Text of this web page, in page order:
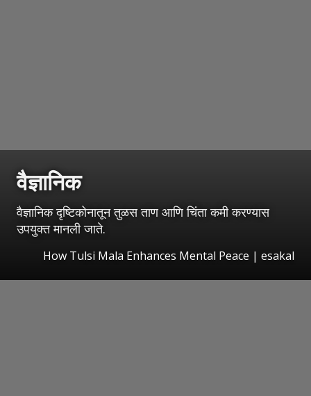
वैज्ञानिक
वैज्ञानिक दृष्टिकोनातून तुळस ताण आणि चिंता कमी करण्यास
उपयुक्त मानली जाते.
How Tulsi Mala Enhances Mental Peace | esakal